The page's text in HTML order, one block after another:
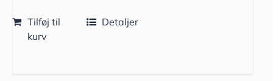
Tilføj til
kurv
Detaljer